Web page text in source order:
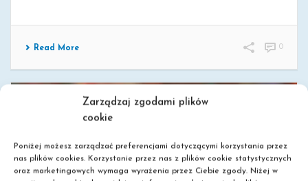
Zarządzaj zgodami plików
cookie
Poniżej możesz zarządzać preferencjami dotyczącymi korzystania przez
nas plików cookies. Korzystanie przez nas z plików cookie statystycznych
oraz marketingowych wymaga wyrażenia przez Ciebie zgody. Niżej w
Read More 0